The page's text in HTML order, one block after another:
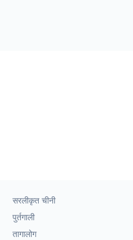
सरलीकृत चीनी
पुर्तगाली
तागालोग